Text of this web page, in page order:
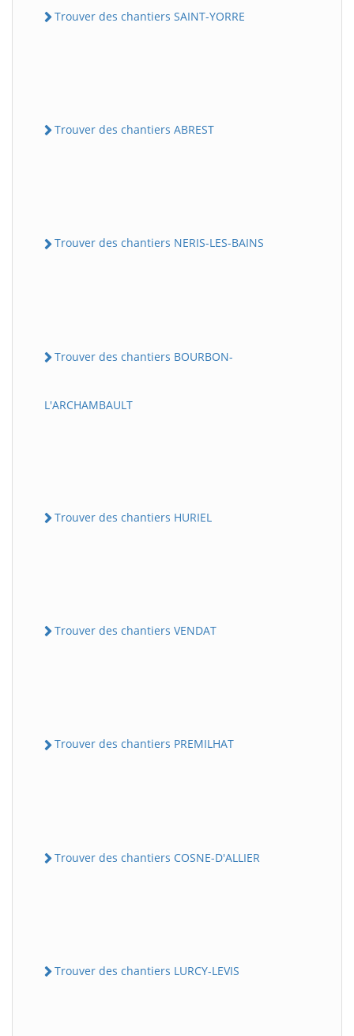
Trouver des chantiers SAINT-YORRE
Trouver des chantiers ABREST
Trouver des chantiers NERIS-LES-BAINS
Trouver des chantiers BOURBON-
L'ARCHAMBAULT
Trouver des chantiers HURIEL
Trouver des chantiers VENDAT
Trouver des chantiers PREMILHAT
Trouver des chantiers COSNE-D'ALLIER
Trouver des chantiers LURCY-LEVIS